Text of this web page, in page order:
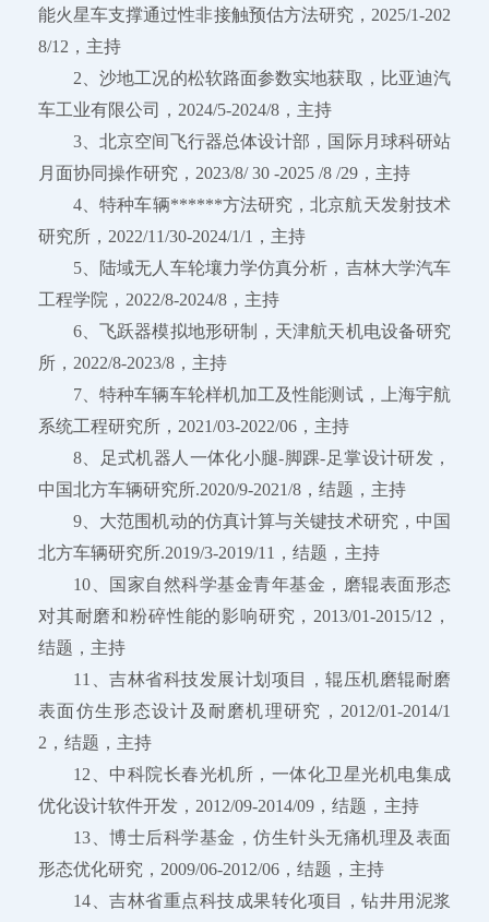
能火星车支撑通过性非接触预估方法研究，2025/1-202
8/12，主持
2、沙地工况的松软路面参数实地获取，比亚迪汽
车工业有限公司，2024/5-2024/8，主持
3、北京空间飞行器总体设计部，国际月球科研站
月面协同操作研究，2023/8/ 30 -2025 /8 /29，主持
4、特种车辆******方法研究，北京航天发射技术
研究所，2022/11/30-2024/1/1，主持
5、陆域无人车轮壤力学仿真分析，吉林大学汽车
工程学院，2022/8-2024/8，主持
6、飞跃器模拟地形研制，天津航天机电设备研究
所，2022/8-2023/8，主持
7、特种车辆车轮样机加工及性能测试，上海宇航
系统工程研究所，2021/03-2022/06，主持
8、足式机器人一体化小腿-脚踝-足掌设计研发，
中国北方车辆研究所.2020/9-2021/8，结题，主持
9、大范围机动的仿真计算与关键技术研究，中国
北方车辆研究所.2019/3-2019/11，结题，主持
10、国家自然科学基金青年基金，磨辊表面形态
对其耐磨和粉碎性能的影响研究，2013/01-2015/12，
结题，主持
11、吉林省科技发展计划项目，辊压机磨辊耐磨
表面仿生形态设计及耐磨机理研究，2012/01-2014/1
2，结题，主持
12、中科院长春光机所，一体化卫星光机电集成
优化设计软件开发，2012/09-2014/09，结题，主持
13、博士后科学基金，仿生针头无痛机理及表面
形态优化研究，2009/06-2012/06，结题，主持
14、吉林省重点科技成果转化项目，钻井用泥浆